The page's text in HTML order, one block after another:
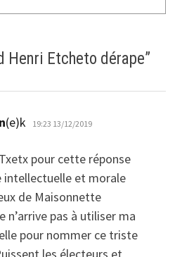
Henri Etcheto dérape”
(e)k dio:
19:23 13/12/2019
pour cette réponse
intellectuelle et morale
de Maisonnette
n’arrive pas à utiliser ma
pour nommer ce triste
les électeurs et